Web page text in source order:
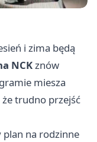
i zima będą
NCKznów
miesza
trudno przejść
plan na rodzinne